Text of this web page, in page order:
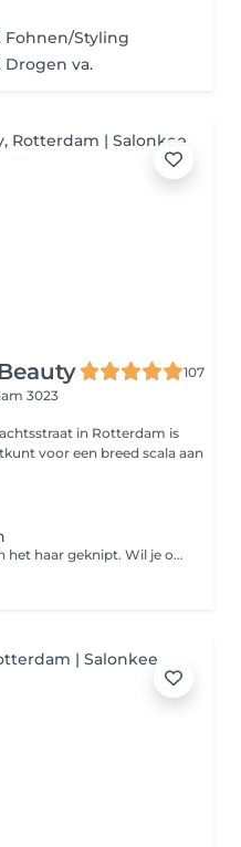
Fohnen/Styling
Drogen va.
107
3023
in Rotterdam is
voor een breed scala aan
Bij deze behandeling wordt alleen het haar geknipt. Wil je ook het haar wassen en stylen met product, dan moet je kiezen voor hair refresh. De uiteindelijke prijs hangt af van de lengte en de dikte van het haar.